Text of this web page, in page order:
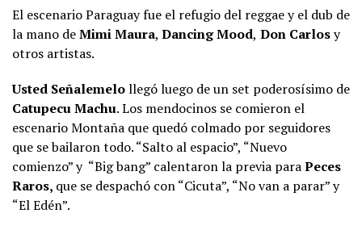
El escenario Paraguay fue el refugio del reggae y el dub de
la mano deMimi Maura, Dancing Mood, Don Carlosy
otros artistas.
Usted Señalemelollegó luego de un set poderosísimo de
Catupecu Machu. Los mendocinos se comieron el
escenario Montaña que quedó colmado por seguidores
que se bailaron todo. “Salto al espacio”, “Nuevo
comienzo” y “Big bang” calentaron la previa paraPeces
Raros, que se despachó con “Cicuta”, “No van a parar” y
“El Edén”.